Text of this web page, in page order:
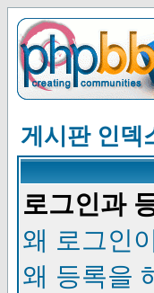
게시판 인덱
로그인과
왜 로그인
왜 등록을